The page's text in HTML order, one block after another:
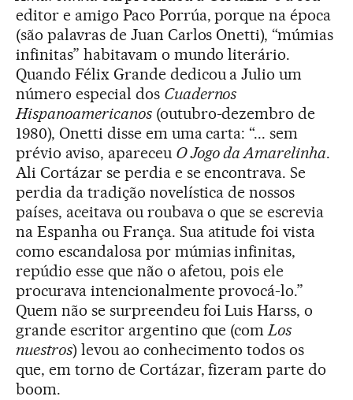
editor e amigo Paco Porrúa, porque na época
(são palavras de Juan Carlos Onetti), “múmias
infinitas” habitavam o mundo literário.
Quando Félix Grande dedicou a Julio um
número especial dos Cuadernos
Hispanoamericanos(outubro-dezembro de
1980), Onetti disse em uma carta: “... sem
prévio aviso, apareceu O Jogo da Amarelinha.
Ali Cortázar se perdia e se encontrava. Se
perdia da tradição novelística de nossos
países, aceitava ou roubava o que se escrevia
na Espanha ou França. Sua atitude foi vista
como escandalosa por múmias infinitas,
repúdio esse que não o afetou, pois ele
procurava intencionalmente provocá-lo.”
Quem não se surpreendeu foi Luis Harss, o
grande escritor argentino que (comLos
nuestros) levou ao conhecimento todos os
que, em torno de Cortázar, fizeram parte do
boom.